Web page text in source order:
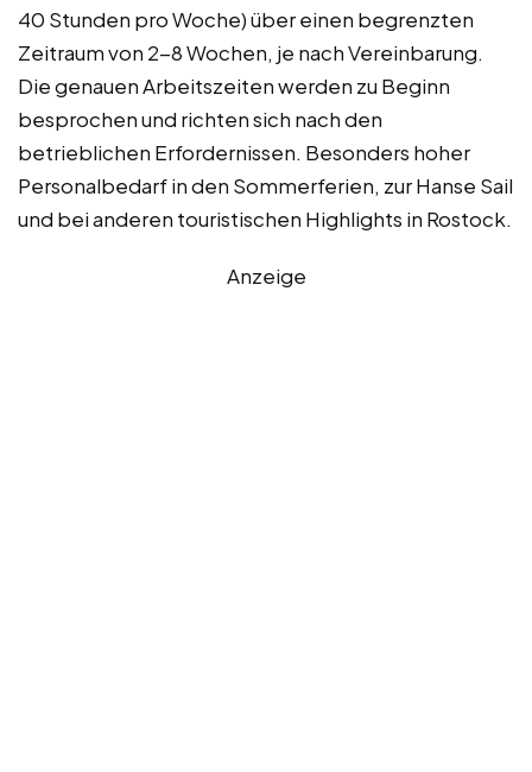
40 Stunden pro Woche) über einen begrenzten
Zeitraum von 2-8 Wochen, je nach Vereinbarung.
Die genauen Arbeitszeiten werden zu Beginn
besprochen und richten sich nach den
betrieblichen Erfordernissen. Besonders hoher
Personalbedarf in den Sommerferien, zur Hanse Sail
und bei anderen touristischen Highlights in Rostock.
Anzeige